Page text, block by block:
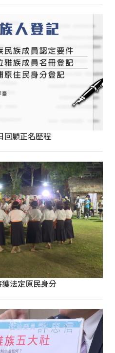
回顧正名歷程
法定原民身分